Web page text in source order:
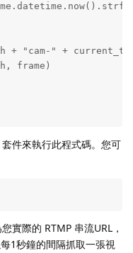
+ "cam-" +
frame)
套件來執行此程式碼。您可
實際的 RTMP 串流URL，
1秒鐘的間隔抓取一張視